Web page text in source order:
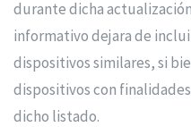
durante dicha
informativo dejara de
dispositivos similares, si
dispositivos con
dicho listado.